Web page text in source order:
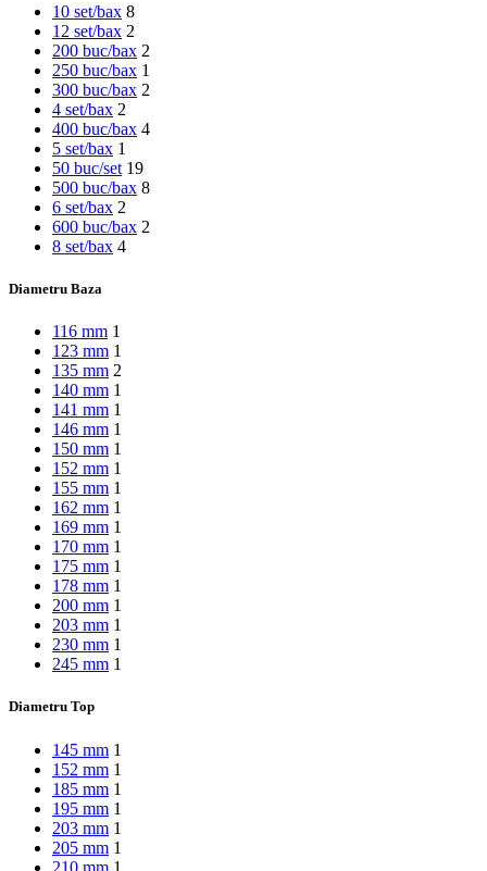
10 set/bax 8
12 set/bax 2
200 buc/bax 2
250 buc/bax 1
300 buc/bax 2
4 set/bax 2
400 buc/bax 4
5 set/bax 1
50 buc/set 19
500 buc/bax 8
6 set/bax 2
600 buc/bax 2
8 set/bax 4
Diametru Baza
116 mm 1
123 mm 1
135 mm 2
140 mm 1
141 mm 1
146 mm 1
150 mm 1
152 mm 1
155 mm 1
162 mm 1
169 mm 1
170 mm 1
175 mm 1
178 mm 1
200 mm 1
203 mm 1
230 mm 1
245 mm 1
Diametru Top
145 mm 1
152 mm 1
185 mm 1
195 mm 1
203 mm 1
205 mm 1
210 mm 1